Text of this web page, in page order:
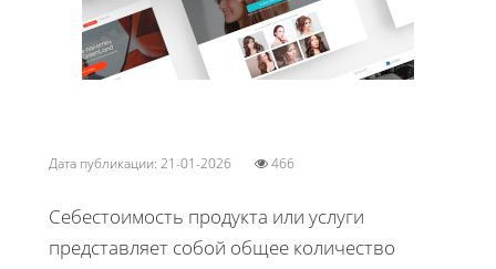
Дата публикации: 21-01-2026 466
Себестоимость продукта или услуги
представляет собой общее количество